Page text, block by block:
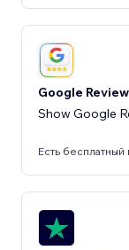
Google Review
Show Google
Есть бесплатный